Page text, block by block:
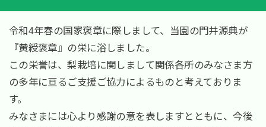
令和4年春の国家褒章に際しまして、当園の門井源典が
『黄綬褒章』の栄に浴しました。
この栄誉は、梨栽培に関しまして関係各所のみなさま方
の多年に亘るご支援ご協力によるものと考えておりま
す。
みなさまには心より感謝の意を表しますとともに、今後